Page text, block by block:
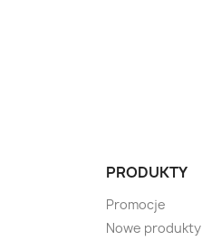
PRODUKTY
Promocje
Nowe produkty